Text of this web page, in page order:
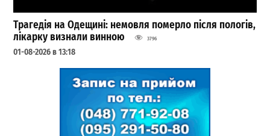
Трагедія на Одещині: немовля померло після пологів,
лікарку визнали винною
3796
01-08-2026 в 13:18